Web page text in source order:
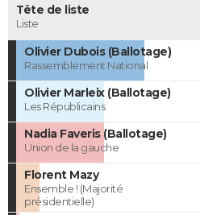
Tête de liste
Liste
Olivier Dubois (Ballotage)
Rassemblement National
Olivier Marleix (Ballotage)
Les Républicains
Nadia Faveris (Ballotage)
Union de la gauche
Florent Mazy
Ensemble ! (Majorité
présidentielle)